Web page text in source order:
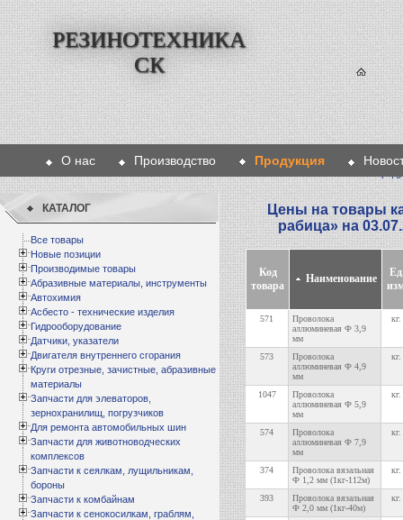
РЕЗИНОТЕХНИКА
СК
О нас Производство Продукция
КАТАЛОГ
Все товары
Новые позиции
Производимые товары
Абразивные материалы, инструменты
Автохимия
Асбесто - технические изделия
Гидрооборудование
Датчики, указатели
Двигателя внутреннего сгорания
Круги отрезные, зачистные, абразивные
материалы
Запчасти для элеваторов,
зернохранилищ, погрузчиков
Для ремонта автомобильных шин
Запчасти для животноводческих
комплексов
Запчасти к сеялкам, лущильникам,
бороны
Запчасти к комбайнам
Запчасти к сенокосилкам, граблям,
Цены на товары
рабица» на
Код
товара
Наименование
571
Проволока
аллюминевая Ф 3,9
мм
кг.
573
Проволока
аллюминевая Ф 4,9
мм
кг.
1047
Проволока
аллюминевая Ф 5,9
мм
кг.
574
Проволока
аллюминевая Ф 7,9
мм
кг.
374
Проволока вязальная
Ф 1,2 мм (1кг-112м)
кг.
393
Проволока вязальная
Ф 2,0 мм (1кг-40м)
кг.